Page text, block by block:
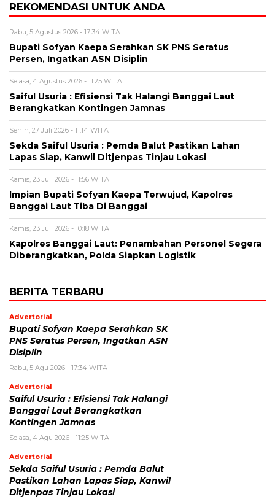
REKOMENDASI UNTUK ANDA
Rabu, 5 Agustus 2026 - 17:34 WITA
Bupati Sofyan Kaepa Serahkan SK PNS Seratus
Persen, Ingatkan ASN Disiplin
Selasa, 4 Agustus 2026 - 11:25 WITA
Saiful Usuria : Efisiensi Tak Halangi Banggai Laut
Berangkatkan Kontingen Jamnas
Senin, 27 Juli 2026 - 11:14 WITA
Sekda Saiful Usuria : Pemda Balut Pastikan Lahan
Lapas Siap, Kanwil Ditjenpas Tinjau Lokasi
Kamis, 23 Juli 2026 - 11:56 WITA
Impian Bupati Sofyan Kaepa Terwujud, Kapolres
Banggai Laut Tiba Di Banggai
Kamis, 23 Juli 2026 - 10:18 WITA
Kapolres Banggai Laut: Penambahan Personel Segera
Diberangkatkan, Polda Siapkan Logistik
BERITA TERBARU
Advertorial
Bupati Sofyan Kaepa Serahkan SK
PNS Seratus Persen, Ingatkan ASN
Disiplin
Rabu, 5 Agu 2026 - 17:34 WITA
Advertorial
Saiful Usuria : Efisiensi Tak Halangi
Banggai Laut Berangkatkan
Kontingen Jamnas
Selasa, 4 Agu 2026 - 11:25 WITA
Advertorial
Sekda Saiful Usuria : Pemda Balut
Pastikan Lahan Lapas Siap, Kanwil
Ditjenpas Tinjau Lokasi